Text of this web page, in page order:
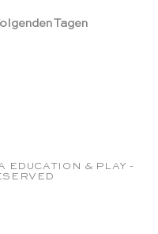
Tagen
EDUCATION & PLAY -